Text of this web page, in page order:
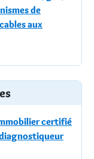
de
aux
certifié